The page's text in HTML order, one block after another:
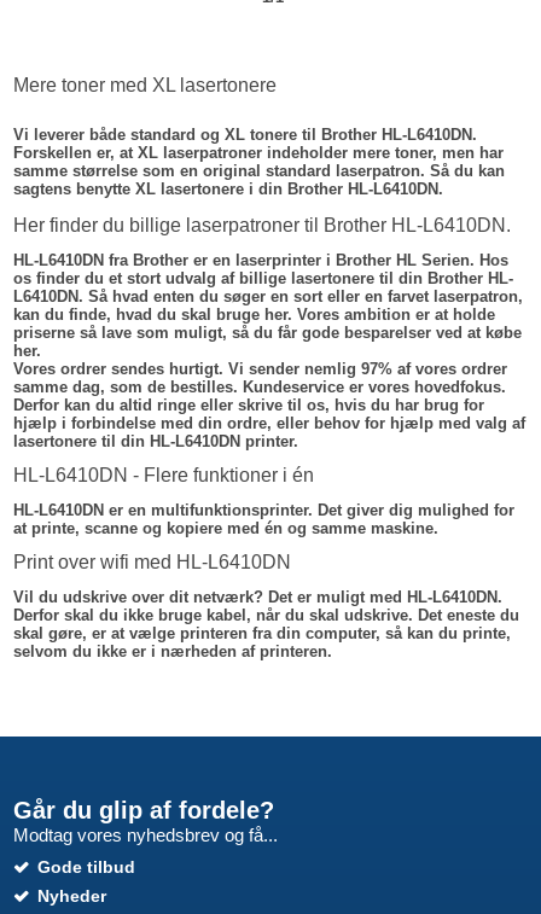
Mere toner med XL lasertonere
Vi leverer både standard og XL tonere til Brother HL-L6410DN.
Forskellen er, at XL laserpatroner indeholder mere toner, men har
samme størrelse som en original standard laserpatron. Så du kan
sagtens benytte XL lasertonere i din Brother HL-L6410DN.
Her finder du billige laserpatroner til Brother HL-L6410DN.
HL-L6410DN fra Brother er en laserprinter i Brother HL Serien. Hos
os finder du et stort udvalg af billige lasertonere til din Brother HL-
L6410DN. Så hvad enten du søger en sort eller en farvet laserpatron,
kan du finde, hvad du skal bruge her. Vores ambition er at holde
priserne så lave som muligt, så du får gode besparelser ved at købe
her.
Vores ordrer sendes hurtigt. Vi sender nemlig 97% af vores ordrer
samme dag, som de bestilles. Kundeservice er vores hovedfokus.
Derfor kan du altid ringe eller skrive til os, hvis du har brug for
hjælp i forbindelse med din ordre, eller behov for hjælp med valg af
lasertonere til din HL-L6410DN printer.
HL-L6410DN - Flere funktioner i én
HL-L6410DN er en multifunktionsprinter. Det giver dig mulighed for
at printe, scanne og kopiere med én og samme maskine.
Print over wifi med HL-L6410DN
Vil du udskrive over dit netværk? Det er muligt med HL-L6410DN.
Derfor skal du ikke bruge kabel, når du skal udskrive. Det eneste du
skal gøre, er at vælge printeren fra din computer, så kan du printe,
selvom du ikke er i nærheden af printeren.
Går du glip af fordele?
Modtag vores nyhedsbrev og få...
Gode tilbud
Nyheder